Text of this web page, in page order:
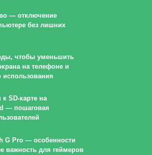
— отключение
без лишних
чтобы уменьшить
на телефоне и
использования
к SD-карте на
— пошаговая
G Pro — особенности
важность для геймеров